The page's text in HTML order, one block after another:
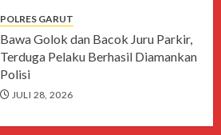
POLRES GARUT
Bawa Golok dan Bacok Juru Parkir,
Terduga Pelaku Berhasil Diamankan
Polisi
JULI 28, 2026